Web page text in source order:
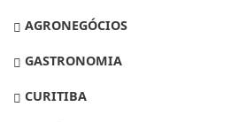
AGRONEGÓCIOS
GASTRONOMIA
CURITIBA